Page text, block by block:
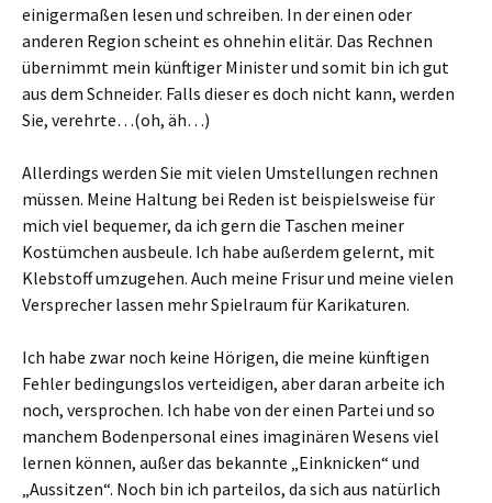
einigermaßen lesen und schreiben. In der einen oder
anderen Region scheint es ohnehin elitär. Das Rechnen
übernimmt mein künftiger Minister und somit bin ich gut
aus dem Schneider. Falls dieser es doch nicht kann, werden
Sie, verehrte…(oh, äh…)
Allerdings werden Sie mit vielen Umstellungen rechnen
müssen. Meine Haltung bei Reden ist beispielsweise für
mich viel bequemer, da ich gern die Taschen meiner
Kostümchen ausbeule. Ich habe außerdem gelernt, mit
Klebstoff umzugehen. Auch meine Frisur und meine vielen
Versprecher lassen mehr Spielraum für Karikaturen.
Ich habe zwar noch keine Hörigen, die meine künftigen
Fehler bedingungslos verteidigen, aber daran arbeite ich
noch, versprochen. Ich habe von der einen Partei und so
manchem Bodenpersonal eines imaginären Wesens viel
lernen können, außer das bekannte „Einknicken“ und
„Aussitzen“. Noch bin ich parteilos, da sich aus natürlich